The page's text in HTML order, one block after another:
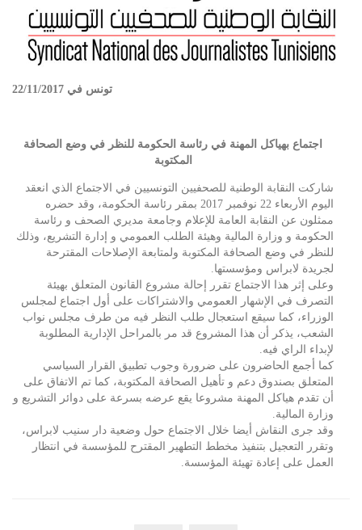
تونس في 22/11/2017
اجتماع بهياكل المهنة في رئاسة الحكومة للنظر في وضع الصحافة
المكتوبة
شاركت النقابة الوطنية للصحفيين التونسيين في الاجتماع الذي انعقد
اليوم الأربعاء 22 نوفمبر 2017 بمقر رئاسة الحكومة، وقد حضره
ممثلون عن النقابة العامة للإعلام وجامعة مديري الصحف و رئاسة
الحكومة و وزارة المالية وهيئة الطلب العمومي و إدارة التشريع، وذلك
للنظر في وضع الصحافة المكتوبة ولمتابعة الإصلاحات المقترحة
لجريدة لابراس ومؤسستها.
وعلى إثر هذا الاجتماع تقرر إحالة مشروع القانون المتعلق بهيئة
التصرف في الإشهار العمومي والاشتراكات على أول اجتماع لمجلس
الوزراء، كما سيقع استعجال طلب النظر فيه من طرف مجلس نواب
الشعب، يذكر أن هذا المشروع قد مر بالمراحل الإدارية المطلوبة
لإبداء الراي فيه.
كما أجمع الحاضرون على ضرورة وجوب تطبيق القرار السياسي
المتعلق بصندوق دعم و تأهيل الصحافة المكتوبة، كما تم الاتفاق على
أن تقدم هياكل المهنة مشروعا يقع عرضه بسرعة على دوائر التشريع و
وزارة المالية.
وقد جرى النقاش أيضا خلال الاجتماع حول وضعية دار سنيب لابراس،
وتقرر التعجيل بتنفيذ مخطط التطهير المقترح للمؤسسة في انتظار
العمل على إعادة تهيئة المؤسسة.